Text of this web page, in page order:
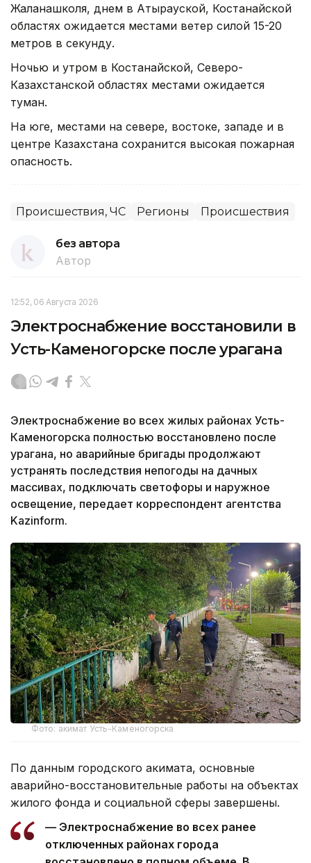
Жаланашколя, днем в Атырауской, Костанайской
областях ожидается местами ветер силой 15-20
метров в секунду.
Ночью и утром в Костанайской, Северо-
Казахстанской областях местами ожидается
туман.
На юге, местами на севере, востоке, западе и в
центре Казахстана сохранится высокая пожарная
опасность.
Происшествия, ЧС Регионы Происшествия
без автора
Автор
12:52, 06 Августа 2026
Электроснабжение восстановили в
Усть-Каменогорске после урагана
Электроснабжение во всех жилых районах Усть-
Каменогорска полностью восстановлено после
урагана, но аварийные бригады продолжают
устранять последствия непогоды на дачных
массивах, подключать светофоры и наружное
освещение, передает корреспондент агентства
Kazinform.
Фото: акимат Усть-Каменогорска
По данным городского акимата, основные
аварийно-восстановительные работы на объектах
жилого фонда и социальной сферы завершены.
— Электроснабжение во всех ранее
отключенных районах города